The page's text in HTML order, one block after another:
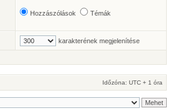
Hozzászólások Témák
karakterének megjelenítése
Időzóna: UTC + 1 óra